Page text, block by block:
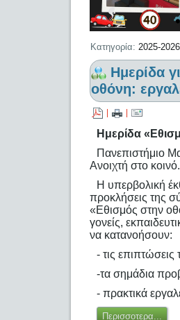
Κατηγορία: 2025-2026
Hμερίδα
οθόνη:
Hμερίδα
Πανεπιστήμιο
Ανοιχτή στο κοινό.
Η υπερβολική
προκλήσεις της
«Εθισμός στην
γονείς,
να κατανοήσουν:
- τις
-τα σημάδια
- πρακτικά
Περισσοτερα...